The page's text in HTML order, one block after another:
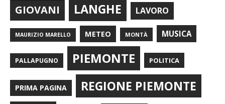
GIOVANI LANGHE LAVORO
MAURIZIO MARELLO METEO MONTÀ MUSICA
PALLAPUGNO PIEMONTE POLITICA
PRIMA PAGINA REGIONE PIEMONTE